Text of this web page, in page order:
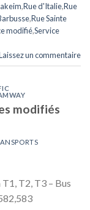
,Rue d'Italie,Rue
,Rue Sainte
modifié,Service
un commentaire
modifiés
T2, T3 – Bus